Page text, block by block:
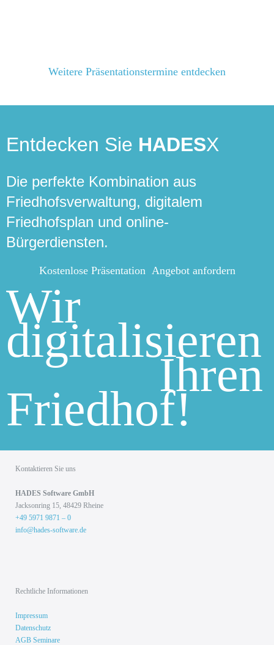
Weitere Präsentationstermine entdecken
Entdecken Sie HADESX
Die perfekte Kombination aus
Friedhofsverwaltung, digitalem
Friedhofsplan und online-
Bürgerdiensten.
Kostenlose Präsentation Angebot anfordern
Wir
digitalisieren
Ihren
Friedhof!
Kontaktieren Sie uns
HADES Soft­ware GmbH
Jack­son­ring 15, 48429 Rhei­ne
+49 5971 9871 – 0
info@hades-software.de
Rechtliche Informationen
Impressum
Datenschutz
AGB Seminare